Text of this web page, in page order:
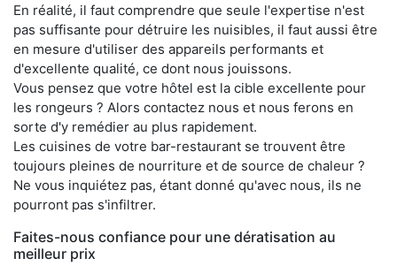
En réalité, il faut comprendre que seule l'expertise n'est
pas suffisante pour détruire les nuisibles, il faut aussi être
en mesure d'utiliser des appareils performants et
d'excellente qualité, ce dont nous jouissons.
Vous pensez que votre hôtel est la cible excellente pour
les rongeurs ? Alors contactez nous et nous ferons en
sorte d'y remédier au plus rapidement.
Les cuisines de votre bar-restaurant se trouvent être
toujours pleines de nourriture et de source de chaleur ?
Ne vous inquiétez pas, étant donné qu'avec nous, ils ne
pourront pas s'infiltrer.
Faites-nous confiance pour une dératisation au
meilleur prix